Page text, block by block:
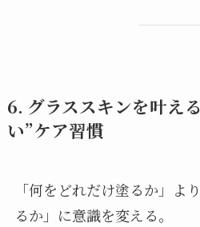
6. グラススキンを叶え
い”ケア習慣
「何をどれだけ塗るか」よ
るか」に意識を変える。